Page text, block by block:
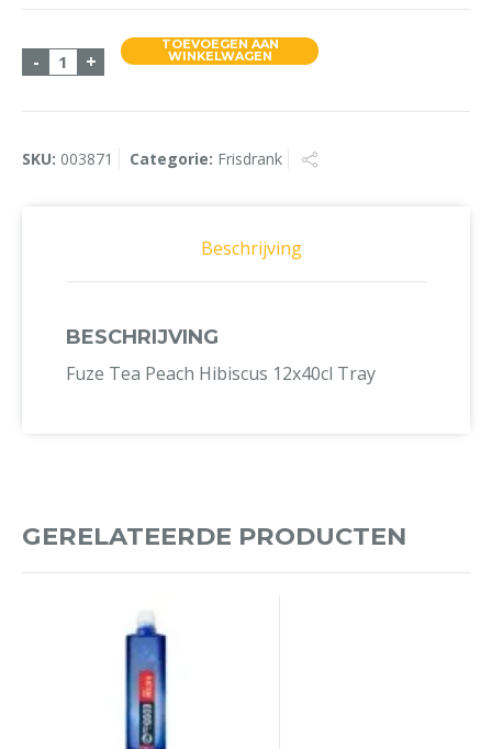
- Fuze Tea Peach Hibiscus 12x40cl Tray aantal
+
TOEVOEGEN AAN
WINKELWAGEN
SKU: 003871 Categorie: Frisdrank
Beschrijving
BESCHRIJVING
Fuze Tea Peach Hibiscus 12x40cl Tray
GERELATEERDE PRODUCTEN